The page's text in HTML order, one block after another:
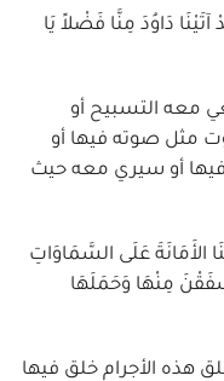
في سورة سبأ 34: 10 وَلَقَدْ آتَيْنَا دَاوُدَ مِنَّا فَضْلاً يَا
معه التسبيح أو
مثل صوته فيها أو
فيها أو سيري معه حيث
33: 72 إِنَّا عَرَضْنَا الأَمَانَةَ عَلَى السَّمَاوَاتِ
مِنْهَا وَحَمَلَهَا
هذه الأجرام خلق فيها